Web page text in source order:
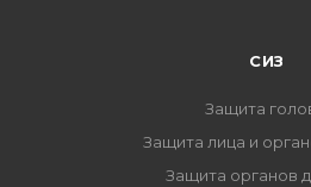
СИЗ
Защита
Защита лица и
Защита органов